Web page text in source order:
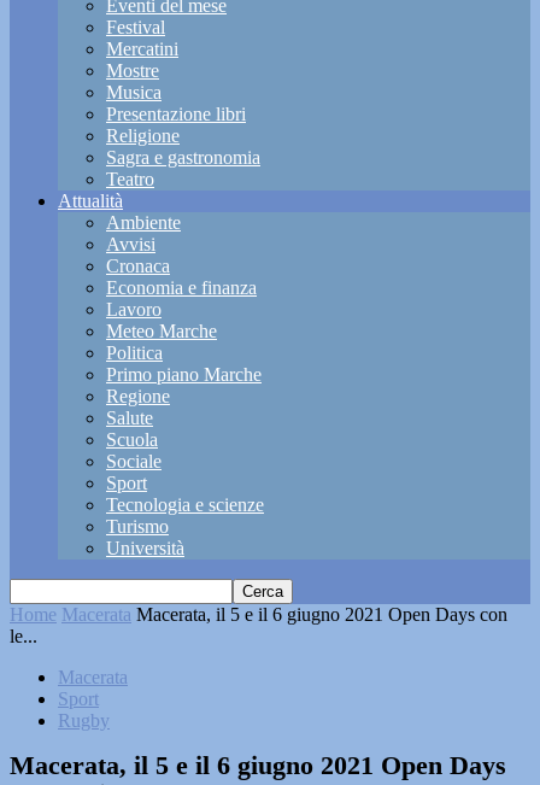
Eventi del mese
Festival
Mercatini
Mostre
Musica
Presentazione libri
Religione
Sagra e gastronomia
Teatro
Attualità
Ambiente
Avvisi
Cronaca
Economia e finanza
Lavoro
Meteo Marche
Politica
Primo piano Marche
Regione
Salute
Scuola
Sociale
Sport
Tecnologia e scienze
Turismo
Università
Home Macerata Macerata, il 5 e il 6 giugno 2021 Open Days con
le...
Macerata
Sport
Rugby
Macerata, il 5 e il 6 giugno 2021 Open Days